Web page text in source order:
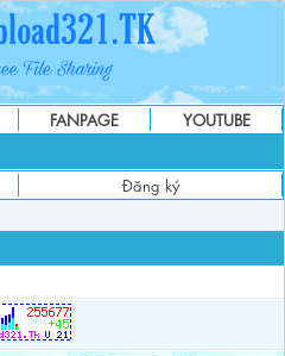
FANPAGE
YOUTUBE
Đăng ký